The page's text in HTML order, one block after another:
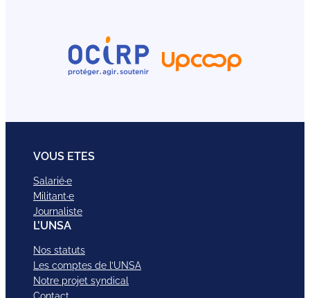
VOUS ETES
Salarié·e
Militant·e
Journaliste
L’UNSA
Nos statuts
Les comptes de l’UNSA
Notre projet syndical